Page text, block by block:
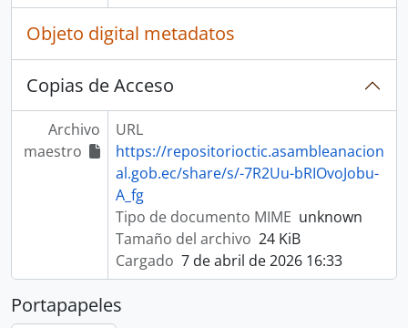
Objeto digital metadatos
Copias de Acceso
Archivo
maestro
URL
https://repositorioctic.asambleanacion
al.gob.ec/share/s/-7R2Uu-bRIOvoJobu-
A_fg
Tipo de documento MIME unknown
Tamaño del archivo 24 KiB
Cargado 7 de abril de 2026 16:33
Portapapeles